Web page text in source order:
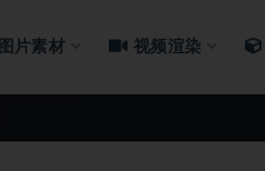
图片素材 视频渲染